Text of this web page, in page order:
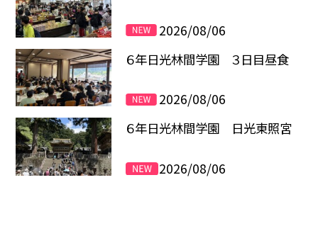
2026/08/06
６年日光林間学園 ３日目昼食
2026/08/06
６年日光林間学園 日光東照宮
2026/08/06